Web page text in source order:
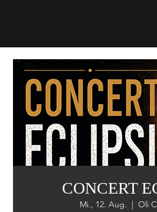
CONCERT
Mi., 12. Aug.
  |
Oli